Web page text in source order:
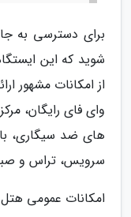
برای دسترسی به
شوید که این
از امکانات مشهور
وای فای رایگان،
سرویس، تراس و
امکانات عمومی